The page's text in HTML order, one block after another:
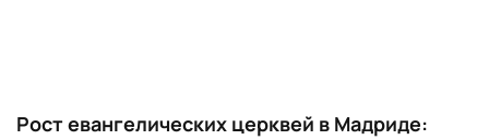
Рост евангелических церквей в Мадриде: